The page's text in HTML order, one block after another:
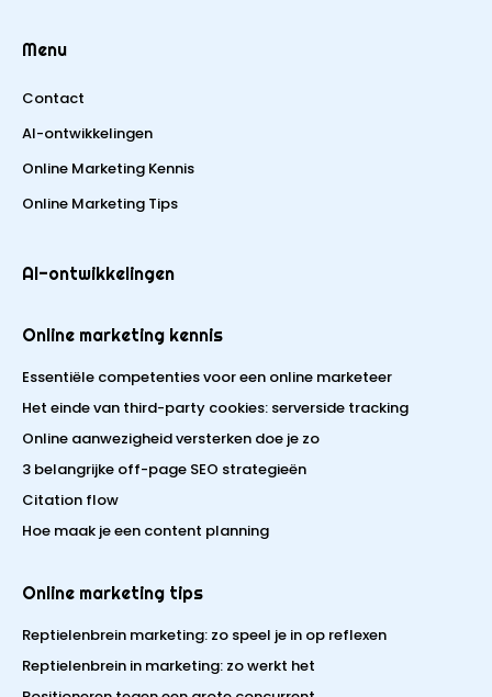
Menu
Contact
AI-ontwikkelingen
Online Marketing Kennis
Online Marketing Tips
AI-ontwikkelingen
Online marketing kennis
Essentiële competenties voor een online marketeer
Het einde van third-party cookies: serverside tracking
Online aanwezigheid versterken doe je zo
3 belangrijke off-page SEO strategieën
Citation flow
Hoe maak je een content planning
Online marketing tips
Reptielenbrein marketing: zo speel je in op reflexen
Reptielenbrein in marketing: zo werkt het